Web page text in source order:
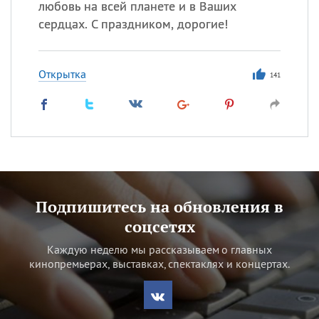
любовь на всей планете и в Ваших
сердцах. С праздником, дорогие!
Открытка 141
Подпишитесь на обновления в
соцсетях
Каждую неделю мы рассказываем о главных
кинопремьерах, выставках, спектаклях и концертах.